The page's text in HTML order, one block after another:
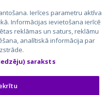
CVbankas.lt
Kainos.lt
Paslaugos.lt
auto24.ee
Osta.ee
KuldneBörs.ee
Ierīces parametru aktīva
Informācijas ievietošana ierīcē
reklāmas un saturs, reklāmu
analītiskā informācija par
saraksts